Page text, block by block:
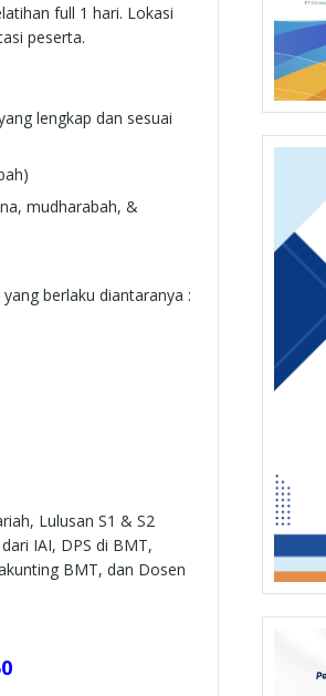
full 1 hari. Lokasi
peserta.
lengkap dan sesuai
mudharabah, &
berlaku diantaranya :
Lulusan S1 & S2
IAI, DPS di BMT,
BMT, dan Dosen